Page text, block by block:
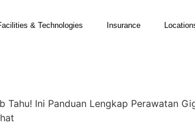
& Technologies Insurance
Tahu! Ini Panduan Lengkap Perawatan